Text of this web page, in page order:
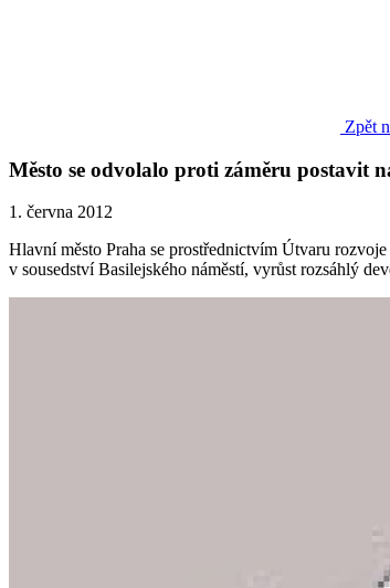
Zpět
Město se odvolalo proti záměru postavit
1. června 2012
Hlavní město Praha se prostřednictvím Útvaru
v sousedství Basilejského náměstí, vyrůst rozsáhlý